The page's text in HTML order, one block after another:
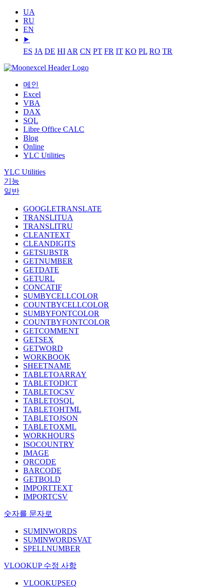
UA
RU
EN
⯈
ES JA DE HI AR CN PT FR IT KO PL RO TR
메인
Excel
VBA
DAX
SQL
Libre Office CALC
Blog
Online
YLC Utilities
YLC Utilities
기능
일반
GOOGLETRANSLATE
TRANSLITUA
TRANSLITRU
CLEANTEXT
CLEANDIGITS
GETSUBSTR
GETNUMBER
GETDATE
GETURL
CONCATIF
SUMBYCELLCOLOR
COUNTBYCELLCOLOR
SUMBYFONTCOLOR
COUNTBYFONTCOLOR
GETCOMMENT
GETSEX
GETWORD
WORKBOOK
SHEETNAME
TABLETOARRAY
TABLETODICT
TABLETOCSV
TABLETOSQL
TABLETOHTML
TABLETOJSON
TABLETOXML
WORKHOURS
ISOCOUNTRY
IMAGE
QRCODE
BARCODE
GETBOLD
IMPORTTEXT
IMPORTCSV
숫자를 문자로
SUMINWORDS
SUMINWORDSVAT
SPELLNUMBER
VLOOKUP 수정 사항
VLOOKUPSEQ